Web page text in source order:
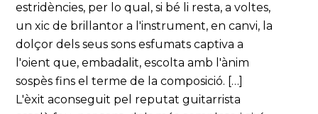
estridències, per lo qual, si bé li resta, a voltes,
un xic de brillantor a l'instrument, en canvi, la
dolçor dels seus sons esfumats captiva a
l'oient que, embadalit, escolta amb l'ànim
sospès fins el terme de la composició. […]
L'èxit aconseguit pel reputat guitarrista